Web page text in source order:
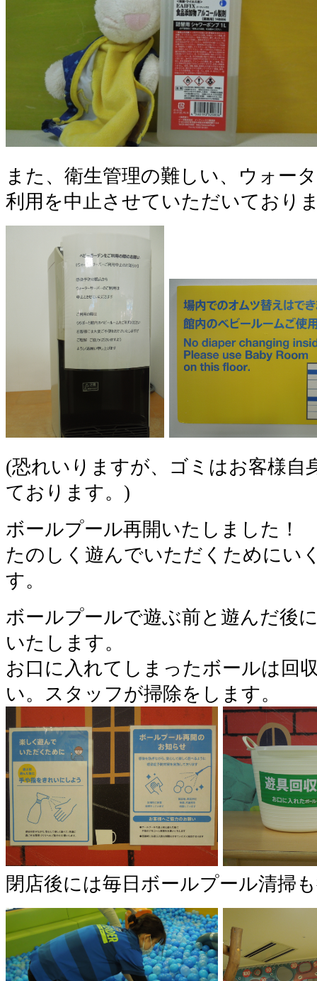
また、衛生管理の難しい、ウォー
利用を中止させていただいており
(恐れいりますが、ゴミはお客様自
ております。)
ボールプール再開いたしました！
たのしく遊んでいただくためにい
す。
ボールプールで遊ぶ前と遊んだ後
いたします。
お口に入れてしまったボールは回
い。スタッフが掃除をします。
閉店後には毎日ボールプール清掃